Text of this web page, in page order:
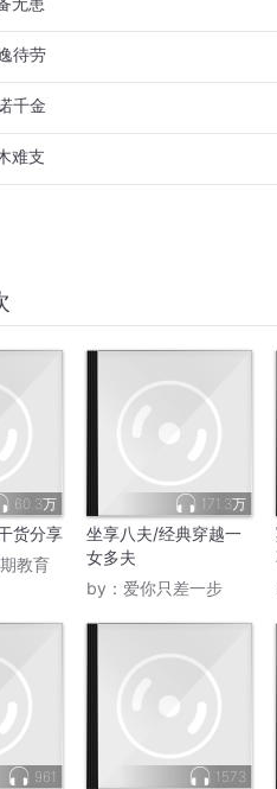
待劳
千金
难支
60.3万
货分享
教育
171.3万
坐享八夫/经典穿越一
女多夫
by： 爱你只差一步
961 1573